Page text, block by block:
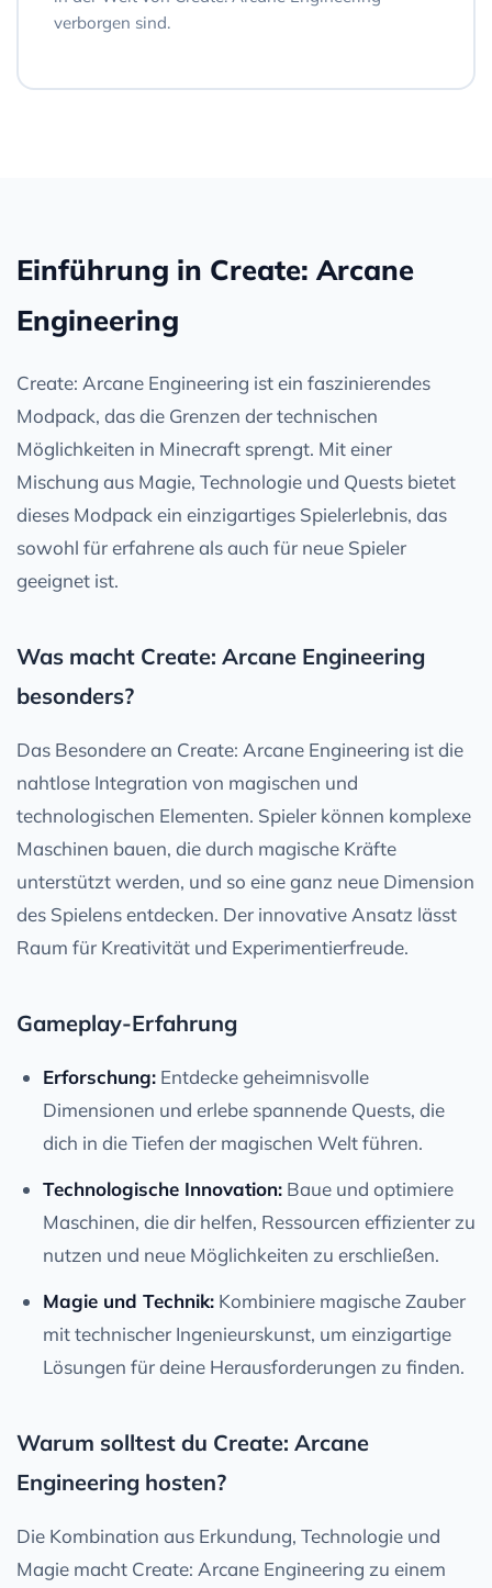
verborgen sind.
Einführung in Create: Arcane
Engineering
Create: Arcane Engineering ist ein faszinierendes
Modpack, das die Grenzen der technischen
Möglichkeiten in Minecraft sprengt. Mit einer
Mischung aus Magie, Technologie und Quests bietet
dieses Modpack ein einzigartiges Spielerlebnis, das
sowohl für erfahrene als auch für neue Spieler
geeignet ist.
Was macht Create: Arcane Engineering
besonders?
Das Besondere an Create: Arcane Engineering ist die
nahtlose Integration von magischen und
technologischen Elementen. Spieler können komplexe
Maschinen bauen, die durch magische Kräfte
unterstützt werden, und so eine ganz neue Dimension
des Spielens entdecken. Der innovative Ansatz lässt
Raum für Kreativität und Experimentierfreude.
Gameplay-Erfahrung
Erforschung: Entdecke geheimnisvolle
Dimensionen und erlebe spannende Quests, die
dich in die Tiefen der magischen Welt führen.
Technologische Innovation: Baue und optimiere
Maschinen, die dir helfen, Ressourcen effizienter zu
nutzen und neue Möglichkeiten zu erschließen.
Magie und Technik: Kombiniere magische Zauber
mit technischer Ingenieurskunst, um einzigartige
Lösungen für deine Herausforderungen zu finden.
Warum solltest du Create: Arcane
Engineering hosten?
Die Kombination aus Erkundung, Technologie und
Magie macht Create: Arcane Engineering zu einem